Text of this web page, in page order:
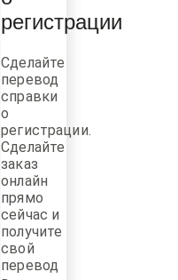
регистрации
Сделайте
перевод
справки
о
регистрации.
Сделайте
заказ
онлайн
прямо
сейчас и
получите
свой
перевод